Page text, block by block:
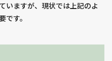
いますが、現状では上記のよ
す。